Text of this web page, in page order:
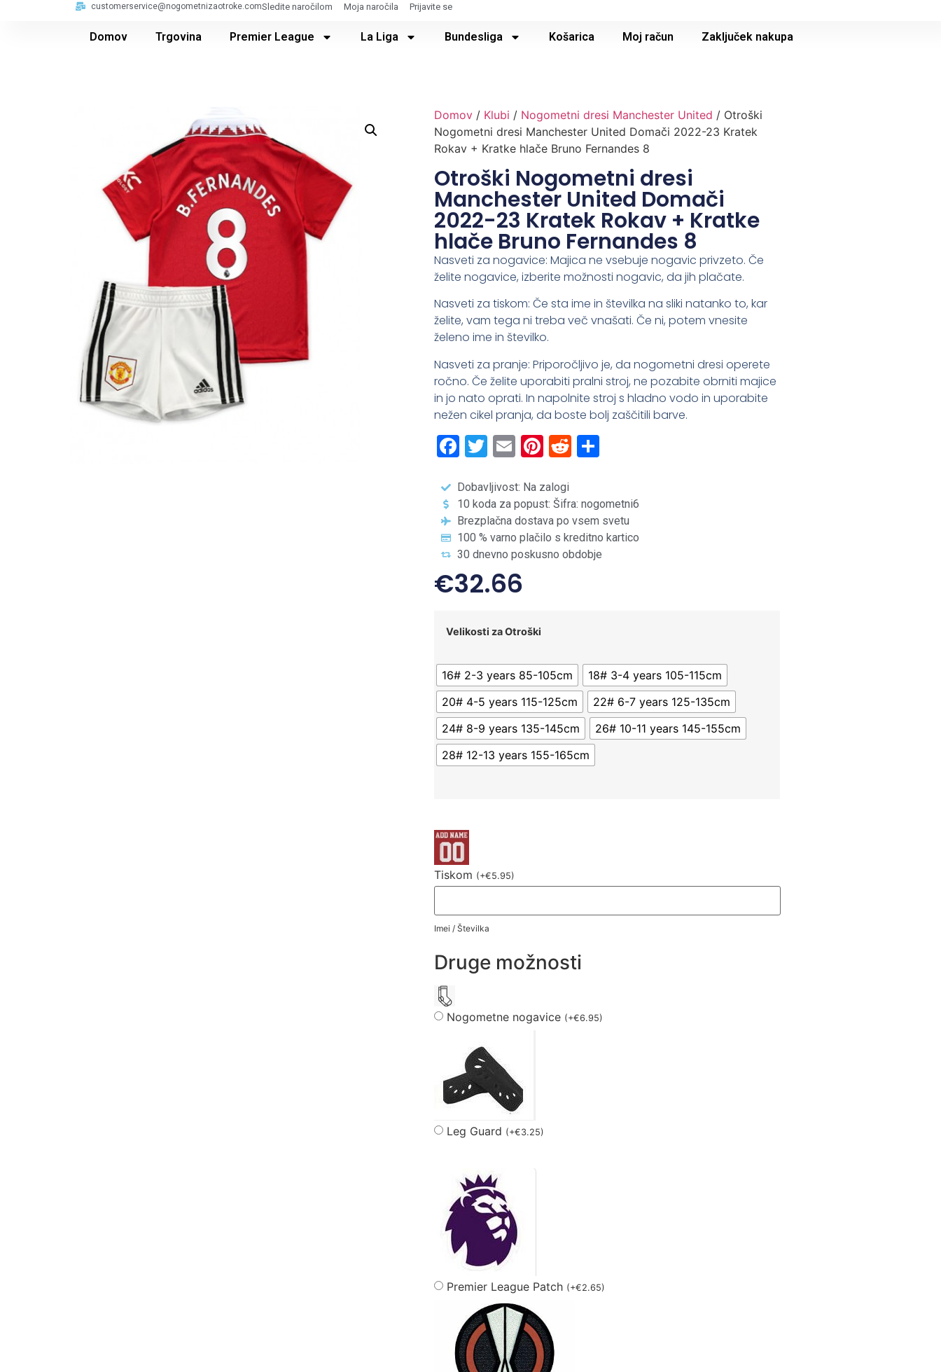
customerservice@nogometnizaotroke.comSledite naročilom Moja naročila Prijavite se
Domov Trgovina Premier League La Liga Bundesliga Košarica Moj račun Zaključek nakupa
Domov / Klubi / Nogometni dresi Manchester United / Otroški
Nogometni dresi Manchester United Domači 2022-23 Kratek
Rokav + Kratke hlače Bruno Fernandes 8
Otroški Nogometni dresi
Manchester United Domači
2022-23 Kratek Rokav + Kratke
hlače Bruno Fernandes 8
Nasveti za nogavice: Majica ne vsebuje nogavic privzeto. Če
želite nogavice, izberite možnosti nogavic, da jih plačate.
Nasveti za tiskom: Če sta ime in številka na sliki natanko to, kar
želite, vam tega ni treba več vnašati. Če ni, potem vnesite
želeno ime in številko.
Nasveti za pranje: Priporočljivo je, da nogometni dresi operete
ročno. Če želite uporabiti pralni stroj, ne pozabite obrniti majice
in jo nato oprati. In napolnite stroj s hladno vodo in uporabite
nežen cikel pranja, da boste bolj zaščitili barve.
Facebook
Twitter
EmailPinterest
Reddit
Dobavljivost: Na zalogi
10 koda za popust: Šifra: nogometni6
Brezplačna dostava po vsem svetu
100 % varno plačilo s kreditno kartico
30 dnevno poskusno obdobje
€32.66
Velikosti za Otroški
16# 2-3 years 85-105cm
18# 3-4 years 105-115cm
20# 4-5 years 115-125cm
22# 6-7 years 125-135cm
24# 8-9 years 135-145cm
26# 10-11 years 145-155cm
28# 12-13 years 155-165cm
Tiskom (+€5.95)
Imei / Številka
Druge možnosti
Nogometne nogavice (+€6.95)
Leg Guard (+€3.25)
Premier League Patch (+€2.65)